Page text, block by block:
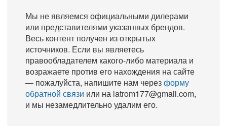
Мы не являемся официальными дилерами
или представителями указанных брендов.
Весь контент получен из открытых
источников. Если вы являетесь
правообладателем какого-либо материала и
возражаете против его нахождения на сайте
— пожалуйста, напишите нам черезформу
обратной связи или на latrom177@gmail.com,
и мы незамедлительно удалим его.